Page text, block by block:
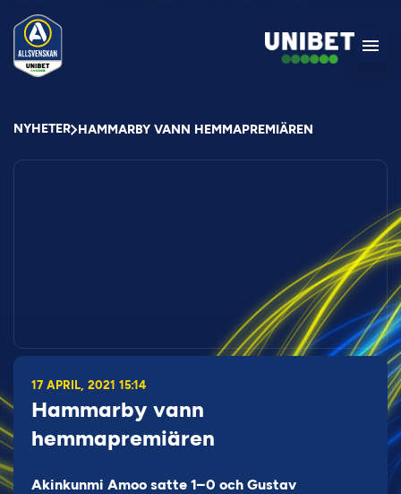
NYHETER HAMMARBY VANN HEMMAPREMIÄREN
17 APRIL, 2021 15:14
Hammarby vann
hemmapremiären
Akinkunmi Amoo satte 1–0 och Gustav